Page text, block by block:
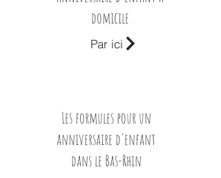
domicile
Par ici
Les formules pour un
anniversaire d'enfant
dans le Bas-Rhin